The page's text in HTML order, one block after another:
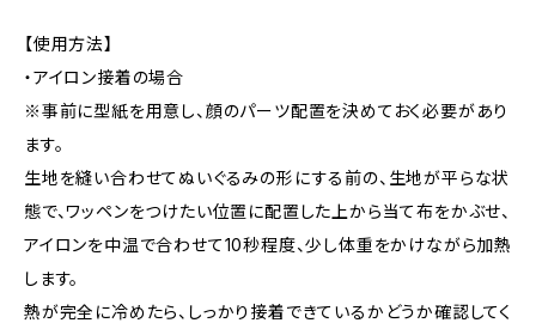
【使用方法】
・アイロン接着の場合
※事前に型紙を用意し、顔のパーツ配置を決めておく必要があり
ます。
生地を縫い合わせてぬいぐるみの形にする前の、生地が平らな状
態で、ワッペンをつけたい位置に配置した上から当て布をかぶせ、
アイロンを中温で合わせて10秒程度、少し体重をかけながら加熱
します。
熱が完全に冷めたら、しっかり接着できているかどうか確認してく